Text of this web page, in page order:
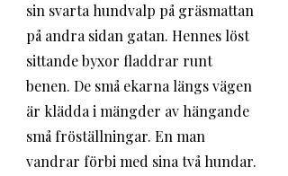
sin svarta hundvalp på gräsmattan
på andra sidan gatan. Hennes löst
sittande byxor fladdrar runt
benen. De små ekarna längs vägen
är klädda i mängder av hängande
små fröställningar. En man
vandrar förbi med sina två hundar.